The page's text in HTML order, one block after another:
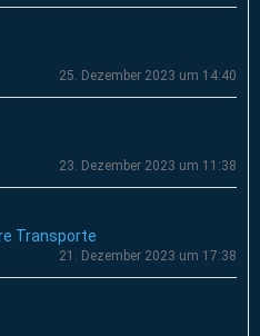
25. Dezember 2023 um 14:40
23. Dezember 2023 um 11:38
Transporte
21. Dezember 2023 um 17:38